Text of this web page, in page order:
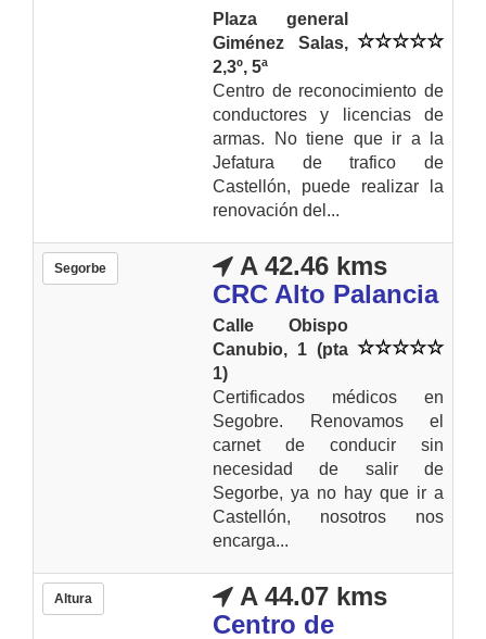
Plaza general
Giménez Salas,
2,3º, 5ª
Centro de reconocimiento de
conductores y licencias de
armas. No tiene que ir a la
Jefatura de trafico de
Castellón, puede realizar la
renovación del...
Segorbe
A 42.46 kms
CRC Alto Palancia
Calle Obispo
Canubio, 1 (pta
1)
Certificados médicos en
Segobre. Renovamos el
carnet de conducir sin
necesidad de salir de
Segorbe, ya no hay que ir a
Castellón, nosotros nos
encarga...
Altura
A 44.07 kms
Centro de